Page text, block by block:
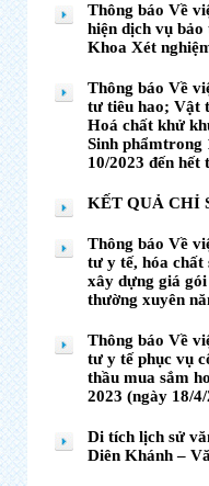
Thông báo Về
hiện dịch vụ
Khoa Xét
Thông báo Về
tư tiêu hao; Vật
Hoá chất khử
Sinh phẩmtrong
10/2023 đến hết
KẾT QUẢ CHỈ
Thông báo Về
tư y tế, hóa chất
xây dựng giá
thường xuyên
Thông báo Về
tư y tế phục vụ
thầu mua sắm
2023 (ngày 18/
Di tích lịch sử
Diên Khánh –